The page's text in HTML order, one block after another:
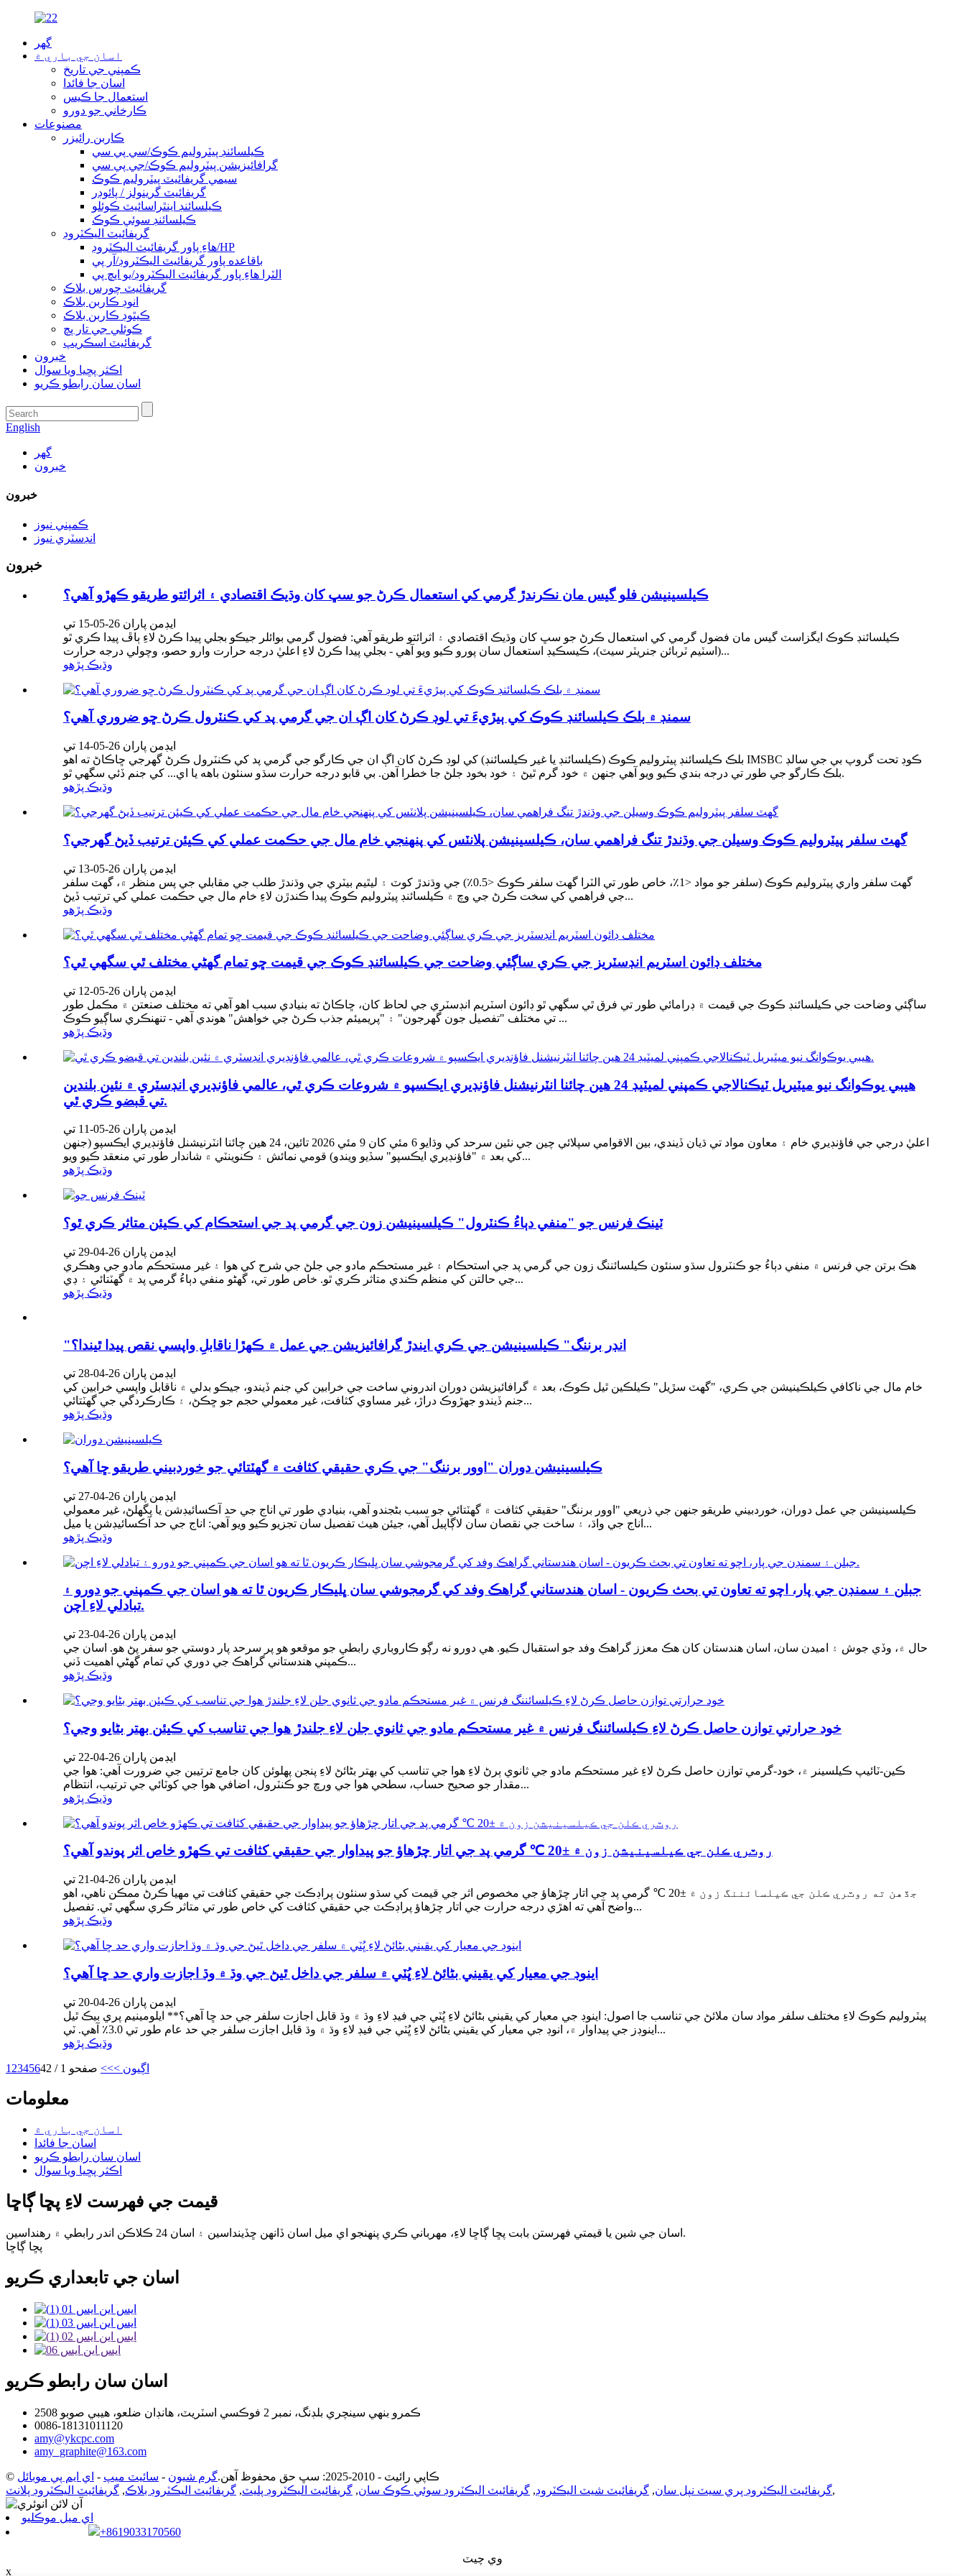
گھر
اسان جي باري ۾
ڪمپني جي تاريخ
اسان جا فائدا
استعمال جا ڪيس
ڪارخاني جو دورو
مصنوعات
ڪاربن رائيزر
ڪيلسائنڊ پيٽروليم ڪوڪ/سي پي سي
گرافائيزيشن پيٽروليم ڪوڪ/جي پي سي
سيمي گريفائيٽ پيٽروليم ڪوڪ
گريفائيٽ گرينولز / پائوڊر
ڪيلسائنڊ اينٿراسائيٽ ڪوئلو
ڪيلسائنڊ سوئي ڪوڪ
گريفائيٽ اليڪٽروڊ
هاءِ پاور گريفائيٽ اليڪٽروڊ/HP
باقاعده پاور گريفائيٽ اليڪٽروڊ/آر پي
الٽرا هاءِ پاور گريفائيٽ اليڪٽروڊ/يو ايڇ پي
گريفائيٽ چورس بلاڪ
انوڊ ڪاربن بلاڪ
ڪيٿوڊ ڪاربن بلاڪ
ڪوئلي جي تار پچ
گريفائيٽ اسڪريپ
خبرون
اڪثر پڇيا ويا سوال
اسان سان رابطو ڪريو
English
گھر
خبرون
خبرون
ڪمپني نيوز
انڊسٽري نيوز
خبرون
ڪيلسينيشن فلو گيس مان نڪرندڙ گرمي کي استعمال ڪرڻ جو سڀ کان وڌيڪ اقتصادي ۽ اثرائتو طريقو ڪهڙو آهي؟
ايڊمن پاران 26-05-15 تي
ڪيلسائنڊ ڪوڪ ايگزاسٽ گيس مان فضول گرمي کي استعمال ڪرڻ جو سڀ کان وڌيڪ اقتصادي ۽ اثرائتو طريقو آهي: فضول گرمي بوائلر جيڪو بجلي پيدا ڪرڻ لاءِ ٻاڦ پيدا ڪري ٿو
(اسٽيم ٽربائن جنريٽر سيٽ)، ڪيسڪيڊ استعمال سان پورو ڪيو ويو آهي - بجلي پيدا ڪرڻ لاءِ اعليٰ درجه حرارت وارو حصو، وچولي درجه حرارت...
وڌيڪ پڙهو
سمنڊ ۾ بلڪ ڪيلسائنڊ ڪوڪ کي ٻيڙيءَ تي لوڊ ڪرڻ کان اڳ ان جي گرمي پد کي ڪنٽرول ڪرڻ ڇو ضروري آهي؟
ايڊمن پاران 26-05-14 تي
بلڪ ڪيلسائنڊ پيٽروليم ڪوڪ (ڪيلسائنڊ يا غير ڪيلسائنڊ) کي لوڊ ڪرڻ کان اڳ ان جي ڪارگو جي گرمي پد کي ڪنٽرول ڪرڻ گهرجي ڇاڪاڻ ته اهو IMSBC ڪوڊ تحت گروپ بي جي سالڊ
بلڪ ڪارگو جي طور تي درجه بندي ڪيو ويو آهي جنهن ۾ خود گرم ٿيڻ ۽ خود بخود جلڻ جا خطرا آهن. بي قابو درجه حرارت سڌو سنئون باهه يا اي... کي جنم ڏئي سگهي ٿو.
وڌيڪ پڙهو
گھٽ سلفر پيٽروليم ڪوڪ وسيلن جي وڌندڙ تنگ فراهمي سان، ڪيلسينيشن پلانٽس کي پنهنجي خام مال جي حڪمت عملي کي ڪيئن ترتيب ڏيڻ گهرجي؟
ايڊمن پاران 26-05-13 تي
گهٽ سلفر واري پيٽروليم ڪوڪ (سلفر جو مواد <1٪، خاص طور تي الٽرا گهٽ سلفر ڪوڪ <0.5٪) جي وڌندڙ کوٽ ۽ ليٿيم بيٽري جي وڌندڙ طلب جي مقابلي جي پس منظر ۾، گهٽ سلفر
جي فراهمي کي سخت ڪرڻ جي وچ ۾ ڪيلسائنڊ پيٽروليم ڪوڪ پيدا ڪندڙن لاءِ خام مال جي حڪمت عملي کي ترتيب ڏيڻ...
وڌيڪ پڙهو
مختلف ڊائون اسٽريم انڊسٽريز جي ڪري ساڳئي وضاحت جي ڪيلسائنڊ ڪوڪ جي قيمت ڇو تمام گهڻي مختلف ٿي سگهي ٿي؟
ايڊمن پاران 26-05-12 تي
ساڳئي وضاحت جي ڪيلسائنڊ ڪوڪ جي قيمت ۾ ڊرامائي طور تي فرق ٿي سگهي ٿو ڊائون اسٽريم انڊسٽري جي لحاظ کان، ڇاڪاڻ ته بنيادي سبب اهو آهي ته مختلف صنعتن ۾ مڪمل طور
تي مختلف "تفصيل جون گهرجون" ۽ "پريميئم جذب ڪرڻ جي خواهش" هوندي آهي - تنهنڪري ساڳيو ڪوڪ ...
وڌيڪ پڙهو
هيبي يوڪوانگ نيو ميٽيريل ٽيڪنالاجي ڪمپني لميٽيڊ 24 هين چائنا انٽرنيشنل فاؤنڊيري ايڪسپو ۾ شروعات ڪري ٿي، عالمي فاؤنڊيري انڊسٽري ۾ نئين بلندين
تي قبضو ڪري ٿي.
ايڊمن پاران 26-05-11 تي
اعليٰ درجي جي فاؤنڊيري خام ۽ معاون مواد تي ڌيان ڏيندي، بين الاقوامي سپلائي چين جي نئين سرحد کي وڌايو 6 مئي کان 9 مئي 2026 تائين، 24 هين چائنا انٽرنيشنل فاؤنڊيري ايڪسپو (جنهن
کي بعد ۾ "فاؤنڊيري ايڪسپو" سڏيو ويندو) قومي نمائش ۽ ڪنوينٽي ۾ شاندار طور تي منعقد ڪيو ويو...
وڌيڪ پڙهو
ٽينڪ فرنس جو "منفي دٻاءُ ڪنٽرول" ڪيلسينيشن زون جي گرمي پد جي استحڪام کي ڪيئن متاثر ڪري ٿو؟
ايڊمن پاران 26-04-29 تي
هڪ برتن جي فرنس ۾ منفي دٻاءُ جو ڪنٽرول سڌو سنئون ڪيلسائننگ زون جي گرمي پد جي استحڪام ۽ غير مستحڪم مادو جي جلڻ جي شرح کي هوا ۽ غير مستحڪم مادو جي وهڪري
جي حالتن کي منظم ڪندي متاثر ڪري ٿو. خاص طور تي، گهڻو منفي دٻاءُ گرمي پد ۾ گهٽتائي ۽ ڊي...
وڌيڪ پڙهو
"انڊر برننگ" ڪيلسينيشن جي ڪري ايندڙ گرافائيزيشن جي عمل ۾ ڪهڙا ناقابلِ واپسي نقص پيدا ٿيندا؟
ايڊمن پاران 26-04-28 تي
خام مال جي ناکافي ڪيلڪينيشن جي ڪري، "گهٽ سڙيل" ڪيلڪين ٿيل ڪوڪ، بعد ۾ گرافائيزيشن دوران اندروني ساخت جي خرابين کي جنم ڏيندو، جيڪو بدلي ۾ ناقابل واپسي خرابين کي
جنم ڏيندو جهڙوڪ دراڙ، غير مساوي کثافت، غير معمولي حجم جو ڇڪڻ، ۽ ڪارڪردگي جي گهٽتائي...
وڌيڪ پڙهو
ڪيلسينيشن دوران "اوور برننگ" جي ڪري حقيقي کثافت ۾ گهٽتائي جو خوردبيني طريقو ڇا آهي؟
ايڊمن پاران 26-04-27 تي
ڪيلسينيشن جي عمل دوران، خوردبيني طريقو جنهن جي ذريعي "اوور برننگ" حقيقي کثافت ۾ گهٽتائي جو سبب بڻجندو آهي، بنيادي طور تي اناج جي حد آڪسائيڊشن يا پگھلڻ، غير معمولي
اناج جي واڌ، ۽ ساخت جي نقصان سان لاڳاپيل آهي، جيئن هيٺ تفصيل سان تجزيو ڪيو ويو آهي: اناج جي حد آڪسائيڊشن يا ميل...
وڌيڪ پڙهو
جبلن ۽ سمنڊن جي پار، اچو ته تعاون تي بحث ڪريون - اسان هندستاني گراهڪ وفد کي گرمجوشي سان ڀليڪار ڪريون ٿا ته هو اسان جي ڪمپني جو دورو ۽
تبادلي لاءِ اچن.
ايڊمن پاران 26-04-23 تي
حال ۾، وڏي جوش ۽ اميدن سان، اسان هندستان کان هڪ معزز گراهڪ وفد جو استقبال ڪيو. هي دورو نه رڳو ڪاروباري رابطي جو موقعو هو پر سرحد پار دوستي جو سفر پڻ هو. اسان جي
ڪمپني هندستاني گراهڪ جي دوري کي تمام گهڻي اهميت ڏني...
وڌيڪ پڙهو
خود حرارتي توازن حاصل ڪرڻ لاءِ ڪيلسائننگ فرنس ۾ غير مستحڪم مادو جي ثانوي جلن لاءِ جلندڙ هوا جي تناسب کي ڪيئن بهتر بڻايو وڃي؟
ايڊمن پاران 26-04-22 تي
ڪين-ٽائيپ ڪيلسينر ۾، خود-گرمي توازن حاصل ڪرڻ لاءِ غير مستحڪم مادو جي ثانوي ٻرڻ لاءِ هوا جي تناسب کي بهتر بڻائڻ لاءِ پنجن پهلوئن کان جامع ترتيبن جي ضرورت آهي: هوا جي
مقدار جو صحيح حساب، سطحي هوا جي ورڇ جو ڪنٽرول، اضافي هوا جي کوٽائي جي ترتيب، انتظام...
وڌيڪ پڙهو
روٽري ڪلن جي ڪيلسينيشن زون ۾ ±20 ℃ گرمي پد جي اتار چڙهاؤ جو پيداوار جي حقيقي کثافت تي ڪهڙو خاص اثر پوندو آهي؟
ايڊمن پاران 26-04-21 تي
جڏهن ته روٽري ڪلن جي ڪيلسائننگ زون ۾ ±20 ℃ گرمي پد جي اتار چڙهاؤ جي مخصوص اثر جي قيمت کي سڌو سنئون پراڊڪٽ جي حقيقي کثافت تي مهيا ڪرڻ ممڪن ناهي، اهو
واضح آهي ته اهڙي درجه حرارت جي اتار چڙهاؤ پراڊڪٽ جي حقيقي کثافت کي خاص طور تي متاثر ڪري سگهي ٿي. تفصيل...
وڌيڪ پڙهو
اينوڊ جي معيار کي يقيني بڻائڻ لاءِ ڀُٽي ۾ سلفر جي داخل ٿيڻ جي وڌ ۾ وڌ اجازت واري حد ڇا آهي؟
ايڊمن پاران 26-04-20 تي
پيٽروليم ڪوڪ لاءِ مختلف سلفر مواد سان ملائڻ جي تناسب جا اصول: اينوڊ جي معيار کي يقيني بڻائڻ لاءِ ڀُٽي جي فيڊ لاءِ وڌ ۾ وڌ قابل اجازت سلفر جي حد ڇا آهي؟** ايلومينيم پري بيڪ ٿيل
اينوڊز جي پيداوار ۾، انوڊ جي معيار کي يقيني بڻائڻ لاءِ ڀُٽي جي فيڊ لاءِ وڌ ۾ وڌ قابل اجازت سلفر جي حد عام طور تي 3.0٪ آهي. ٽي...
وڌيڪ پڙهو
1 23456 اڳيون >>> صفحو 1 / 42
معلومات
اسان جي باري ۾
اسان جا فائدا
اسان سان رابطو ڪريو
اڪثر پڇيا ويا سوال
قيمت جي فهرست لاءِ پڇا ڳاڇا
اسان جي شين يا قيمتي فهرستن بابت پڇا ڳاڇا لاءِ، مهرباني ڪري پنهنجو اي ميل اسان ڏانهن ڇڏينداسين ۽ اسان 24 ڪلاڪن اندر رابطي ۾ رهنداسين.
پڇا ڳاڇا
اسان جي تابعداري ڪريو
اسان سان رابطو ڪريو
2508 ڪمرو بنهي سينچري بلڊنگ، نمبر 2 فوڪسي اسٽريٽ، هانڊان ضلعو، هيبي صوبو
0086-18131011120
amy@ykcpc.com
amy_graphite@163.com
© ڪاپي رائيٽ - 2010-2025: سڀ حق محفوظ آهن. گرم شيون - سائيٽ ميپ - اي ايم پي موبائل
گريفائيٽ اليڪٽروڊ پري سيٽ نپل سان, گريفائيٽ شيٽ اليڪٽروڊ, گريفائيٽ اليڪٽروڊ سوئي ڪوڪ سان, گريفائيٽ اليڪٽروڊ پليٽ, گريفائيٽ اليڪٽروڊ بلاڪ, گريفائيٽ اليڪٽروڊ پلانٽ ,
اي ميل موڪليو
+8619033170560
وي چيٽ
x